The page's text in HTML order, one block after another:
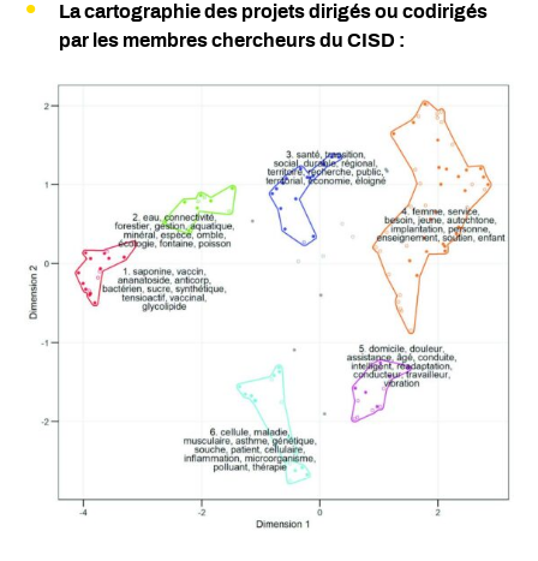
La cartographie des projets dirigés ou codirigés
par les membres chercheurs du CISD :